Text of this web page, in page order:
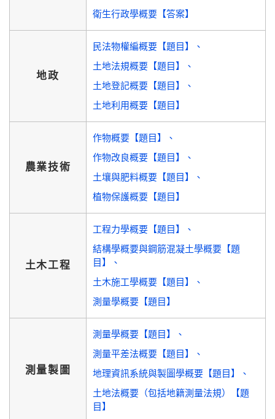
衛生行政學概要【答案】
地政
民法物權編概要【題目】
土地法規概要【題目】
土地登記概要【題目】
土地利用概要【題目】
農業技術
作物概要【題目】
作物改良概要【題目】
土壤與肥料概要【題目】
植物保護概要【題目】
土木工程
工程力學概要【題目】
結構學概要與鋼筋混凝土學概要【題
目】
土木施工學概要【題目】
測量學概要【題目】
測量製圖
測量學概要【題目】
測量平差法概要【題目】
地理資訊系統與製圖學概要【題目】
土地法概要（包括地籍測量法規）【題
目】